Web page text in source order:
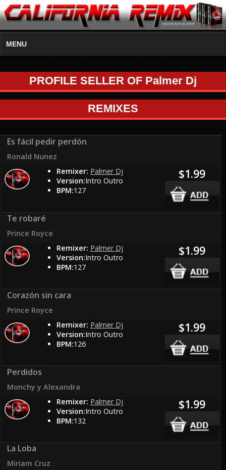
MENU
PROFILE SELLER OF Palmer Dj
REMIXES
Es fácil pedir perdón
Ronald Nunez
Remixer: Palmer Dj
Version:Intro Outro
BPM:127
$1.99
Te robaré
Prince Royce
Remixer: Palmer Dj
Version:Intro Outro
BPM:127
$1.99
Corazón sin cara
Prince Royce
Remixer: Palmer Dj
Version:Intro Outro
BPM:126
$1.99
Perdidos
Monchy y Alexandra
Remixer: Palmer Dj
Version:Intro Outro
BPM:132
$1.99
La Loba
Miriam Cruz